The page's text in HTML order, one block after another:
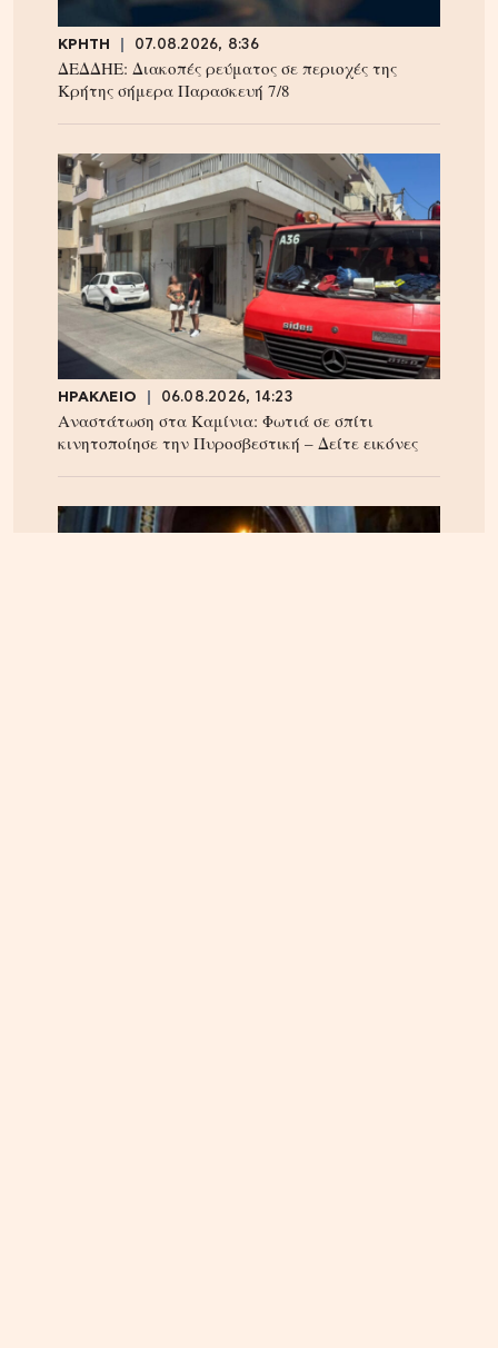
ΚΡΗΤΗ 07.08.2026, 8:36
ΔΕΔΔΗΕ: Διακοπές ρεύματος σε περιοχές της
Κρήτης σήμερα Παρασκευή 7/8
ΗΡΑΚΛΕΙΟ 06.08.2026, 14:23
Αναστάτωση στα Καμίνια: Φωτιά σε σπίτι
κινητοποίησε την Πυροσβεστική – Δείτε εικόνες